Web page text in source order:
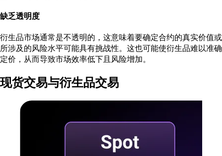
缺乏透明度
衍生品市场通常是不透明的，这意味着要确定合约的真实价值或
所涉及的风险水平可能具有挑战性。这也可能使衍生品难以准确
定价，从而导致市场效率低下且风险增加。
现货交易与衍生品交易